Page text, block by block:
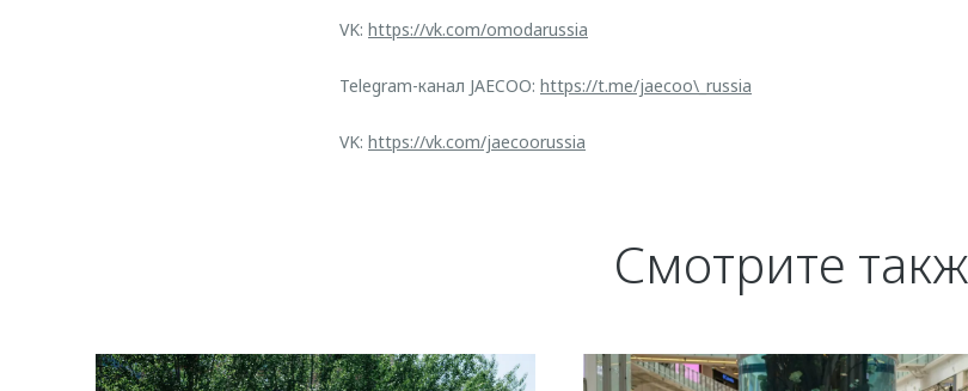
VK: https://vk.com/omodarussia
Telegram-канал JAECOO: https://t.me/jaecoo\_russia
VK: https://vk.com/jaecoorussia
Смотрите